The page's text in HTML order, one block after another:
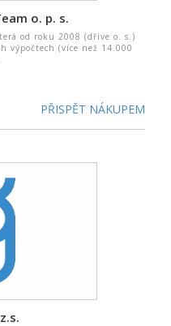
o. p. s.
od roku 2008 (dříve o. s.)
výpočtech (více než 14.000
PŘISPĚT NÁKUPEM